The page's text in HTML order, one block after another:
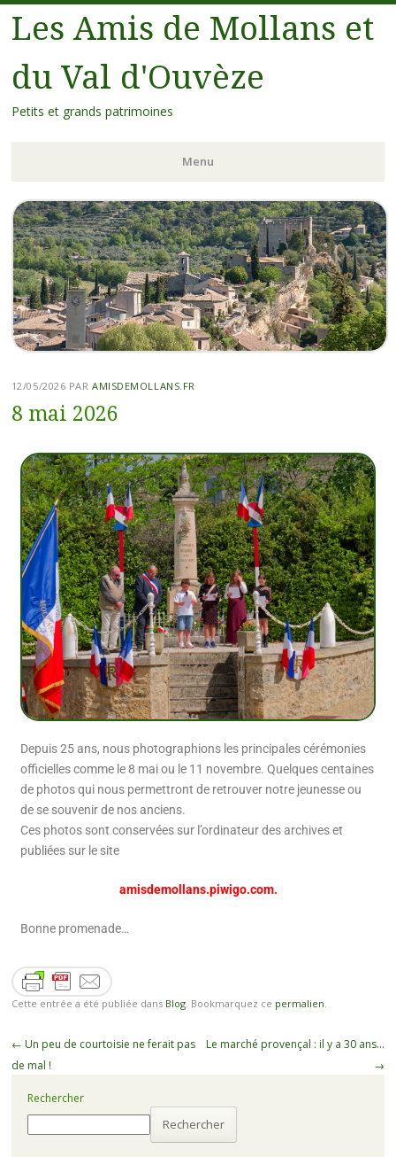
Les Amis de Mollans et
du Val d'Ouvèze
Petits et grands patrimoines
Menu
12/05/2026 PARAMISDEMOLLANS.FR
8 mai 2026
Depuis 25 ans, nous photographions les principales cérémonies
officielles comme le 8 mai ou le 11 novembre. Quelques centaines
de photos qui nous permettront de retrouver notre jeunesse ou
de se souvenir de nos anciens.
Ces photos sont conservées sur l’ordinateur des archives et
publiées sur le site
amisdemollans.piwigo.com.
Bonne promenade…
Cette entrée a été publiée dans Blog. Bookmarquez ce permalien.
← Un peu de courtoisie ne ferait pas
de mal !
Le marché provençal : il y a 30 ans…
→
Rechercher
Rechercher